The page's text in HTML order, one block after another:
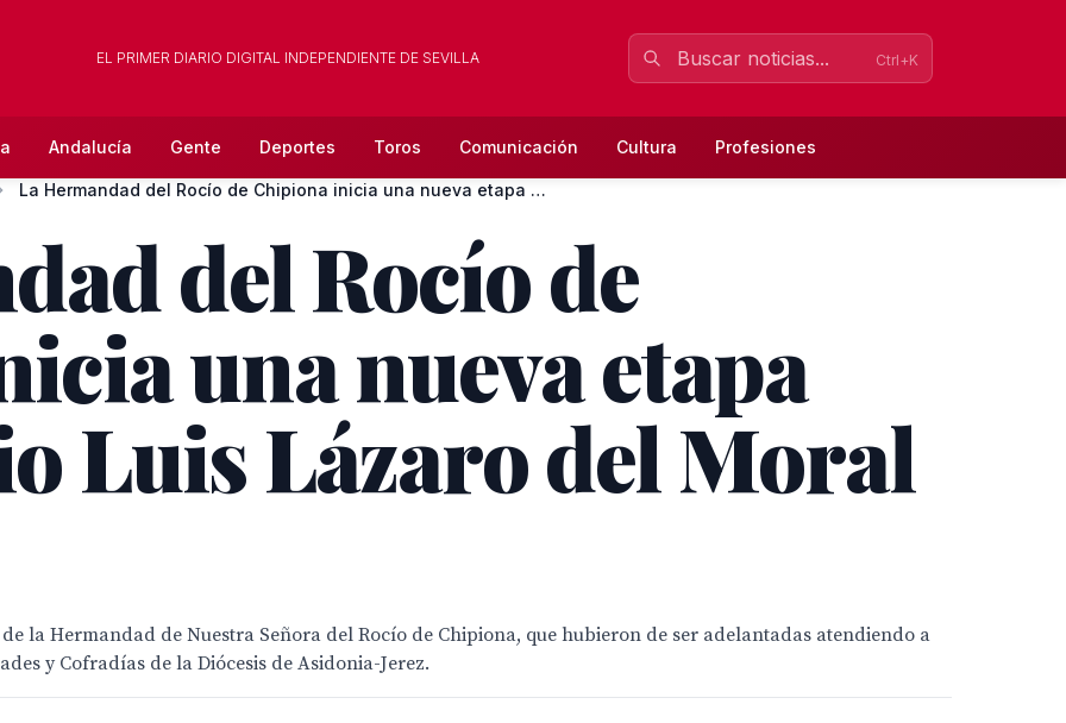
EL PRIMER DIARIO DIGITAL INDEPENDIENTE DE SEVILLA Ctrl+K
Andalucía Gente Deportes Toros Comunicación Cultura Profesiones
La Hermandad del Rocío de Chipiona inicia una nueva etapa co...
del Rocío de
una nueva etapa
Luis Lázaro del Moral
la Hermandad de Nuestra Señora del Rocío de Chipiona, que hubieron de ser adelantadas atendiendo a
y Cofradías de la Diócesis de Asidonia-Jerez.